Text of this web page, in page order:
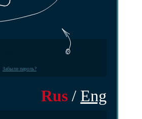
Забыли пароль?
Rus / Eng